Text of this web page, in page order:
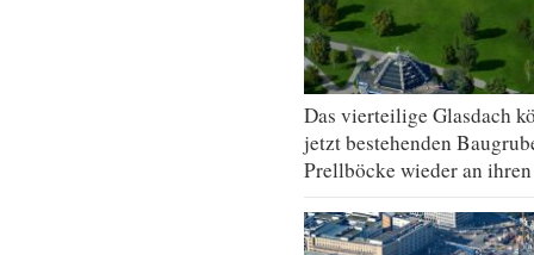
Das vierteilige Glasdach
jetzt bestehenden
Prellböcke wieder an